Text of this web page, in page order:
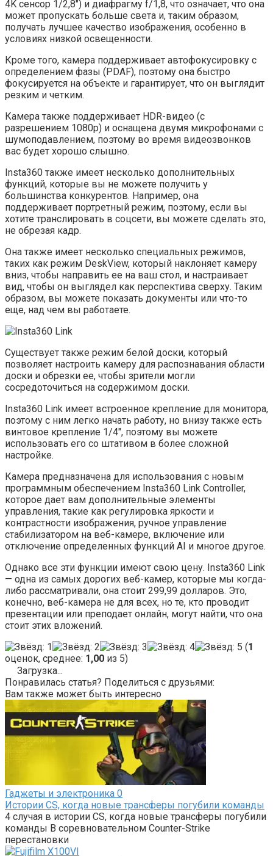
4K сенсор 1/2,8″) и диафрагму f/1,8, что означает, что она
может пропускать больше света и, таким образом,
получать лучшее качество изображения, особенно в
условиях низкой освещенности.
Кроме того, камера поддерживает автофокусировку с
определением фазы (PDAF), поэтому она быстро
фокусируется на объекте и гарантирует, что он выглядит
резким и четким.
Камера также поддерживает HDR-видео (с
разрешением 1080p) и оснащена двумя микрофонами с
шумоподавлением, поэтому во время видеозвонков
вас будет хорошо слышно.
Insta360 также имеет несколько дополнительных
функций, которые вы не можете получить у
большинства конкурентов. Например, она
поддерживает портретный режим, поэтому, если вы
хотите транслировать в соцсети, вы можете сделать это,
не обрезая кадр.
Она также имеет несколько специальных режимов,
таких как режим DeskView, который наклоняет камеру
вниз, чтобы направить ее на ваш стол, и настраивает
вид, чтобы он выглядел как перспектива сверху. Таким
образом, вы можете показать документы или что-то
еще, над чем вы работаете.
Существует также режим белой доски, который
позволяет настроить камеру для распознавания области
доски и обрезки ее, чтобы зрители могли
сосредоточиться на содержимом доски.
Insta360 Link имеет встроенное крепление для монитора,
поэтому с ним легко начать работу, но внизу также есть
винтовое крепление 1/4″, поэтому вы можете
использовать его со штативом в более сложной
настройке.
Камера предназначена для использования с новым
программным обеспечением Insta360 Link Controller,
которое дает вам дополнительные элементы
управления, такие как регулировка яркости и
контрастности изображения, ручное управление
стабилизатором на веб-камере, включение или
отключение определенных функций AI и многое другое.
Однако все эти функции имеют свою цену. Insta360 Link
— одна из самых дорогих веб-камер, которые мы когда-
либо рассматривали, она стоит 299,99 долларов. Это,
конечно, веб-камера не для всех, но те, кто проводит
презентации или преподает онлайн, могут найти, что она
стоит этих вложений.
(1
оценок, среднее: 1,00 из 5)
Загрузка...
Понравилась статья? Поделиться с друзьями:
Вам также может быть интересно
Гаджеты и электроника 0
Истории CS, когда новые трансферы погубили команды
4 случая в истории CS, когда новые трансферы погубили
команды В соревновательном Counter-Strike
перестановки